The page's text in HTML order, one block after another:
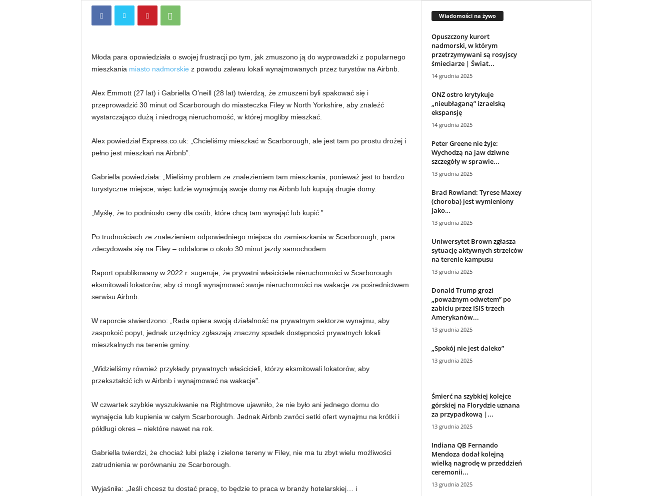
Młoda para opowiedziała o swojej frustracji po tym, jak zmuszono ją do wyprowadzki z popularnego
mieszkania miasto nadmorskie z powodu zalewu lokali wynajmowanych przez turystów na Airbnb.
Alex Emmott (27 lat) i Gabriella O’neill (28 lat) twierdzą, że zmuszeni byli spakować się i
przeprowadzić 30 minut od Scarborough do miasteczka Filey w North Yorkshire, aby znaleźć
wystarczająco dużą i niedrogą nieruchomość, w której mogliby mieszkać.
Alex powiedział Express.co.uk: „Chcieliśmy mieszkać w Scarborough, ale jest tam po prostu drożej i
pełno jest mieszkań na Airbnb”.
Gabriella powiedziała: „Mieliśmy problem ze znalezieniem tam mieszkania, ponieważ jest to bardzo
turystyczne miejsce, więc ludzie wynajmują swoje domy na Airbnb lub kupują drugie domy.
„Myślę, że to podniosło ceny dla osób, które chcą tam wynająć lub kupić.”
Po trudnościach ze znalezieniem odpowiedniego miejsca do zamieszkania w Scarborough, para
zdecydowała się na Filey – oddalone o około 30 minut jazdy samochodem.
Raport opublikowany w 2022 r. sugeruje, że prywatni właściciele nieruchomości w Scarborough
eksmitowali lokatorów, aby ci mogli wynajmować swoje nieruchomości na wakacje za pośrednictwem
serwisu Airbnb.
W raporcie stwierdzono: „Rada opiera swoją działalność na prywatnym sektorze wynajmu, aby
zaspokoić popyt, jednak urzędnicy zgłaszają znaczny spadek dostępności prywatnych lokali
mieszkalnych na terenie gminy.
„Widzieliśmy również przykłady prywatnych właścicieli, którzy eksmitowali lokatorów, aby
przekształcić ich w Airbnb i wynajmować na wakacje”.
W czwartek szybkie wyszukiwanie na Rightmove ujawniło, że nie było ani jednego domu do
wynajęcia lub kupienia w całym Scarborough. Jednak Airbnb zwróci setki ofert wynajmu na krótki i
półdługi okres – niektóre nawet na rok.
Gabriella twierdzi, że chociaż lubi plażę i zielone tereny w Filey, nie ma tu zbyt wielu możliwości
zatrudnienia w porównaniu ze Scarborough.
Wyjaśniła: „Jeśli chcesz tu dostać pracę, to będzie to praca w branży hotelarskiej… i
Wiadomości na żywo
Opuszczony kurort
nadmorski, w którym
przetrzymywani są rosyjscy
śmieciarze | Świat...
14 grudnia 2025
ONZ ostro krytykuje
„nieubłaganą” izraelską
ekspansję
14 grudnia 2025
Peter Greene nie żyje:
Wychodzą na jaw dziwne
szczegóły w sprawie...
13 grudnia 2025
Brad Rowland: Tyrese Maxey
(choroba) jest wymieniony
jako…
13 grudnia 2025
Uniwersytet Brown zgłasza
sytuację aktywnych strzelców
na terenie kampusu
13 grudnia 2025
Donald Trump grozi
„poważnym odwetem” po
zabiciu przez ISIS trzech
Amerykanów...
13 grudnia 2025
„Spokój nie jest daleko”
13 grudnia 2025
Śmierć na szybkiej kolejce
górskiej na Florydzie uznana
za przypadkową |...
13 grudnia 2025
Indiana QB Fernando
Mendoza dodał kolejną
wielką nagrodę w przeddzień
ceremonii...
13 grudnia 2025